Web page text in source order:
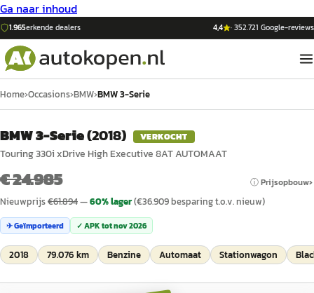
Ga naar inhoud
1.965erkende dealers 4,4 ·352.721 Google-reviews
Home›Occasions›BMW›BMW 3-Serie
BMW 3-Serie(2018) VERKOCHT
Touring 330i xDrive High Executive 8AT AUTOMAAT
€ 24.985 ⓘ Prijsopbouw
Nieuwprijs€61.894—60% lager(€36.909besparing t.o.v. nieuw)
✈ Geïmporteerd ✓ APK totnov 2026
2018 79.076 km Benzine Automaat Stationwagon